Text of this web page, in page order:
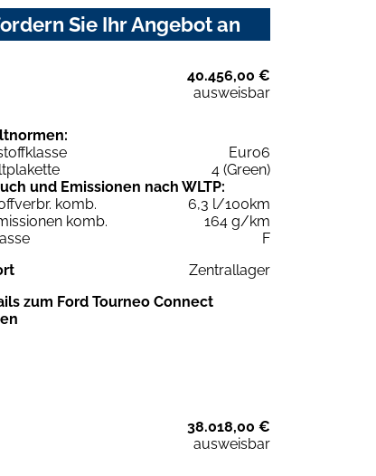
Sie Ihr Angebot an
40.456,00 €
ausweisbar
Euro6
4 (Green)
und Emissionen nach WLTP:
komb.
6,3 l/100km
komb.
164 g/km
F
Zentrallager
zum Ford Tourneo Connect
38.018,00 €
ausweisbar